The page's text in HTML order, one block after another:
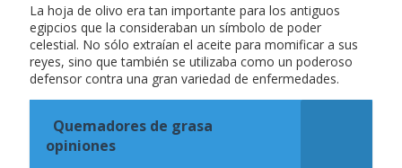
La hoja de olivo era tan importante para los antiguos
egipcios que la consideraban un símbolo de poder
celestial. No sólo extraían el aceite para momificar a sus
reyes, sino que también se utilizaba como un poderoso
defensor contra una gran variedad de enfermedades.
Quemadores de grasa
opiniones